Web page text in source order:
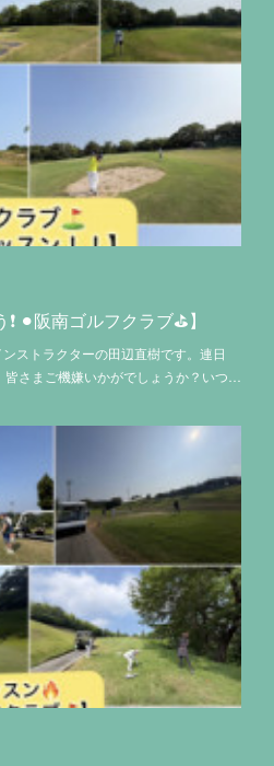
⚫︎阪南ゴルフクラブ⛳️】
ストラクターの田辺直樹です。連日
さまご機嫌いかがでしょうか？いつ…